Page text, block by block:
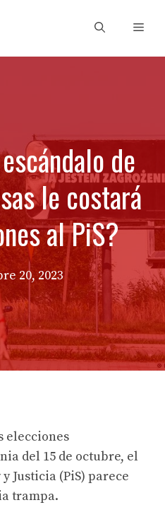
de
le costará
al PiS?
20, 2023
elecciones
del 15 de octubre, el
Justicia (PiS) parece
trampa.